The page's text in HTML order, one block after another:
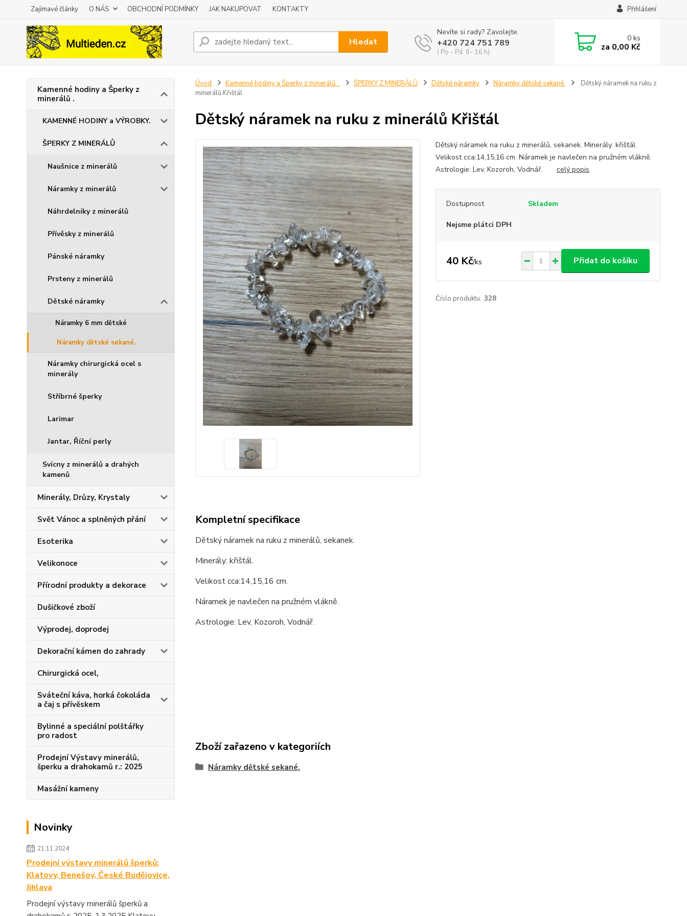
Zajímavé články O NÁS OBCHODNÍ PODMÍNKY JAK NAKUPOVAT KONTAKTY Přihlášení
Hledat
Nevíte si rady? Zavolejte.
+420 724 751 789
( Po - Pá: 8- 16 h)
0ks
za 0,00 Kč
Kamenné hodiny a Šperky z
minerálů .
KAMENNÉ HODINY a VÝROBKY.
ŠPERKY Z MINERÁLŮ
Naušnice z minerálů
Náramky z minerálů
Náhrdelníky z minerálů
Přívěsky z minerálů
Pánské náramky
Prsteny z minerálů
Dětské náramky
Náramky 6 mm dětské
Náramky dětské sekané.
Náramky chirurgická ocel s
minerály
Stříbrné šperky
Larimar
Jantar, Říční perly
Svícny z minerálů a drahých
kamenů
Minerály, Drůzy, Krystaly
Svět Vánoc a splněných přání
Esoterika
Velikonoce
Přírodní produkty a dekorace
Dušičkové zboží
Výprodej, doprodej
Dekorační kámen do zahrady
Chirurgická ocel,
Sváteční káva, horká čokoláda
a čaj s přívěskem
Bylinné a speciální polštářky
pro radost
Prodejní Výstavy minerálů,
šperku a drahokamů r.: 2025
Masážní kameny
Novinky
21.11.2024
Prodejní výstavy minerálů šperků:
Klatovy, Benešov, České Budějovice,
Jihlava
Prodejní výstavy minerálů šperků a
Úvod Kamenné hodiny a Šperky z minerálů . ŠPERKY Z MINERÁLŮ Dětské náramky Náramky dětské sekané.
Dětský náramek na ruku z
minerálů Křišťál
Dětský náramek na ruku z minerálů Křišťál
Dětský náramek na ruku z minerálů, sekanek. Minerály: křišťál.
Velikost cca:14,15,16 cm. Náramek je navlečen na pružném vlákně.
Astrologie: Lev, Kozoroh, Vodnář. celý popis
Dostupnost Skladem
Nejsme plátci DPH
40 Kč/ks Přidat do košíku
Číslo produktu: 328
Kompletní specifikace
Dětský náramek na ruku z minerálů, sekanek.
Minerály: křišťál.
Velikost cca:14,15,16 cm.
Náramek je navlečen na pružném vlákně.
Astrologie: Lev, Kozoroh, Vodnář.
Zboží zařazeno v kategoriích
Náramky dětské sekané.